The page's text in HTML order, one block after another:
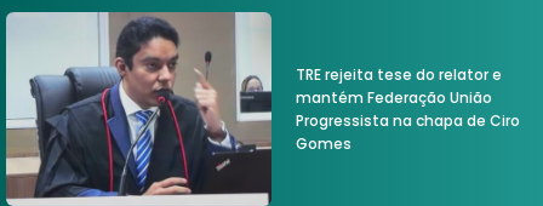
TRE rejeita tese do relator e
mantém Federação União
Progressista na chapa de Ciro
Gomes